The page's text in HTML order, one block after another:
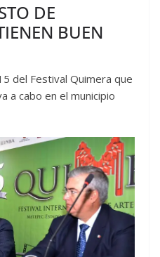
DE
BUEN
del Festival Quimera que
a cabo en el municipio